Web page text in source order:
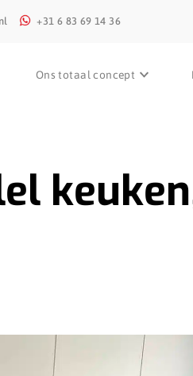
+31 6 83 69 14 36
Ons totaal concept